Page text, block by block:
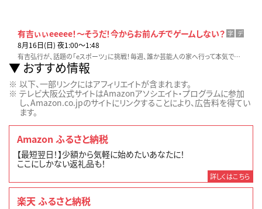
有吉ぃぃeeeee！～そうだ！今からお前んチでゲームしない？ 字 デ
8月16日(日) 夜1:00〜1:48
有吉弘行が、話題の「eスポーツ」に挑戦！毎週、誰か芸能人の家へ行って本気でゲーム。オンライン対戦で勝利を目指す！
おすすめ情報
以下、一部リンクにはアフィリエイトが含まれます。
テレビ大阪公式サイトはAmazonアソシエイト・プログラムに参加
し、Amazon.co.jpのサイトにリンクすることにより、広告料を得てい
ます。
Amazon ふるさと納税
【最短翌日！】少額から気軽に始めたいあなたに！
ここにしかない返礼品も！
詳しくはこちら
楽天 ふるさと納税